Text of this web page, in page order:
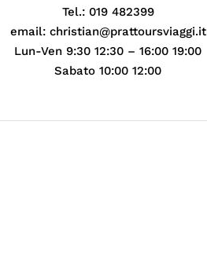
Tel.: 019 482399
email: christian@prattoursviaggi.it
Lun-Ven 9:30 12:30 – 16:00 19:00
Sabato 10:00 12:00